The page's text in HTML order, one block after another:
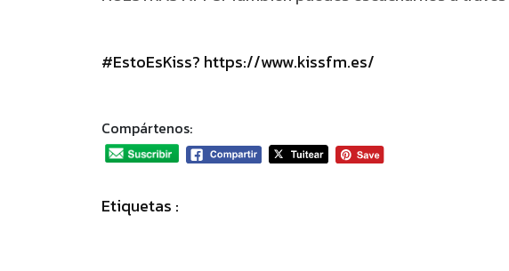
#EstoEsKiss? https://www.kissfm.es/
Compártenos:
Etiquetas :